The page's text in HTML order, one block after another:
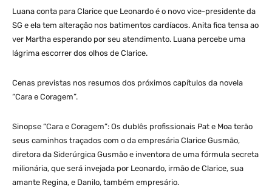
Luana conta para Clarice que Leonardo é o novo vice-presidente da
SG e ela tem alteração nos batimentos cardíacos. Anita fica tensa ao
ver Martha esperando por seu atendimento. Luana percebe uma
lágrima escorrer dos olhos de Clarice.
Cenas previstas nos resumos dos próximos capítulos da novela
“Cara e Coragem”.
Sinopse “Cara e Coragem”: Os dublês profissionais Pat e Moa terão
seus caminhos traçados com o da empresária Clarice Gusmão,
diretora da Siderúrgica Gusmão e inventora de uma fórmula secreta
milionária, que será invejada por Leonardo, irmão de Clarice, sua
amante Regina, e Danilo, também empresário.